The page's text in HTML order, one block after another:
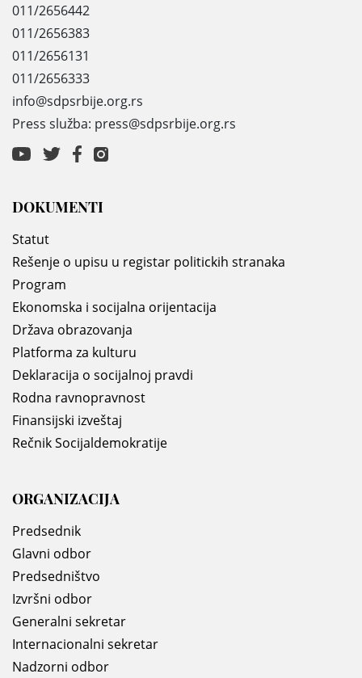
011/2656442
011/2656383
011/2656131
011/2656333
info@sdpsrbije.org.rs
Press služba: press@sdpsrbije.org.rs
DOKUMENTI
Statut
Rešenje o upisu u registar politickih stranaka
Program
Ekonomska i socijalna orijentacija
Država obrazovanja
Platforma za kulturu
Deklaracija o socijalnoj pravdi
Rodna ravnopravnost
Finansijski izveštaj
Rečnik Socijaldemokratije
ORGANIZACIJA
Predsednik
Glavni odbor
Predsedništvo
Izvršni odbor
Generalni sekretar
Internacionalni sekretar
Nadzorni odbor